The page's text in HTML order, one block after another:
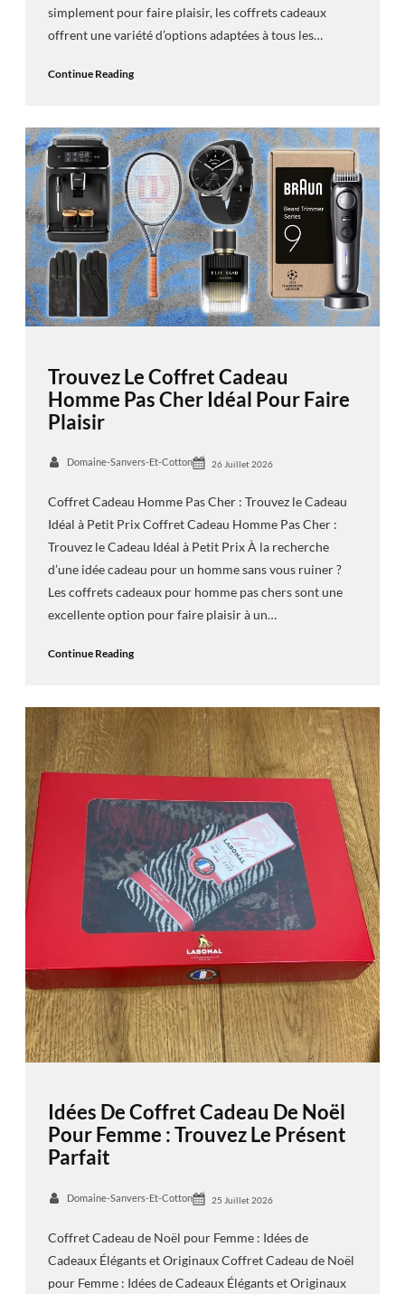
simplement pour faire plaisir, les coffrets cadeaux
offrent une variété d’options adaptées à tous les…
Continue Reading
Trouvez Le Coffret Cadeau
Homme Pas Cher Idéal Pour Faire
Plaisir
Domaine-Sanvers-Et-Cotton 26 Juillet 2026
Coffret Cadeau Homme Pas Cher : Trouvez le Cadeau
Idéal à Petit Prix Coffret Cadeau Homme Pas Cher :
Trouvez le Cadeau Idéal à Petit Prix À la recherche
d’une idée cadeau pour un homme sans vous ruiner ?
Les coffrets cadeaux pour homme pas chers sont une
excellente option pour faire plaisir à un…
Continue Reading
Idées De Coffret Cadeau De Noël
Pour Femme : Trouvez Le Présent
Parfait
Domaine-Sanvers-Et-Cotton 25 Juillet 2026
Coffret Cadeau de Noël pour Femme : Idées de
Cadeaux Élégants et Originaux Coffret Cadeau de Noël
pour Femme : Idées de Cadeaux Élégants et Originaux